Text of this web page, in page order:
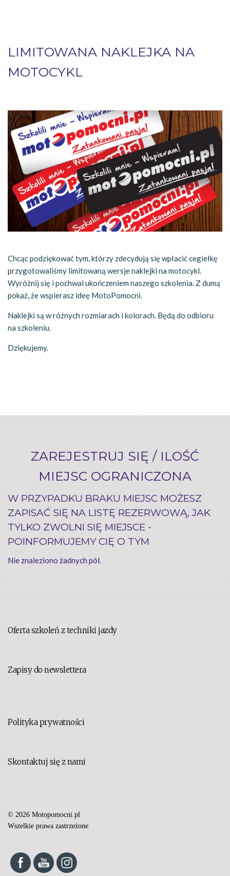
LIMITOWANA NAKLEJKA NA
MOTOCYKL
Chcąc podziękować tym, którzy zdecydują się wpłacić cegiełkę
przygotowaliśmy limitowaną wersje naklejki na motocykl.
Wyróżnij się i pochwal ukończeniem naszego szkolenia. Z dumą
pokaż, że wspierasz ideę MotoPomocni.
Naklejki są w różnych rozmiarach i kolorach. Będą do odbioru
na szkoleniu.
Dziękujemy.
ZAREJESTRUJ SIĘ / ILOŚĆ
MIEJSC OGRANICZONA
W PRZYPADKU BRAKU MIEJSC MOŻESZ
ZAPISAĆ SIĘ NA LISTĘ REZERWOWĄ, JAK
TYLKO ZWOLNI SIĘ MIEJSCE -
POINFORMUJEMY CIĘ O TYM
Nie znaleziono żadnych pól.
Oferta szkoleń z techniki jazdy
Zapisy do newslettera
Polityka prywatności
Skontaktuj się z nami
© 2026 Motopomocni.pl
Wszelkie prawa zastrzeżone
Set Youtube Channel ID